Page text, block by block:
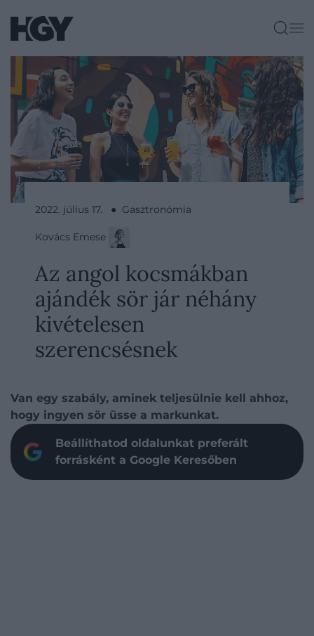
2022. július 17. ● Gasztronómia
Kovács Emese
​Az angol kocsmákban
ajándék sör jár néhány
kivételesen
szerencsésnek
Van egy szabály, aminek teljesülnie kell ahhoz,
hogy ingyen sör üsse a markunkat.
Beállíthatod oldalunkat preferált
forrásként a Google Keresőben